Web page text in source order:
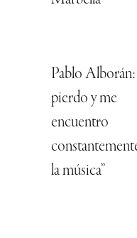
Pablo
pierdo y me
encuentro
la música”